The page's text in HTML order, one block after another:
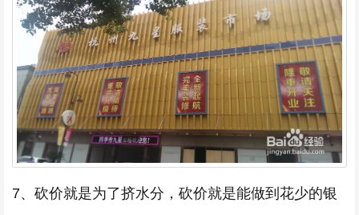
7、砍价就是为了挤水分，砍价就是能做到花少的银